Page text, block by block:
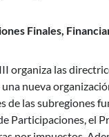
Finales,
organiza las
una nueva
de las subregiones
Participaciones, el